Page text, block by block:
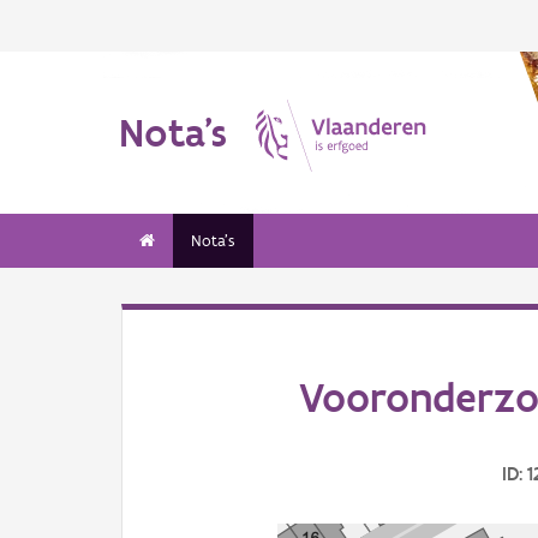
Nota's
Nota's
ID: